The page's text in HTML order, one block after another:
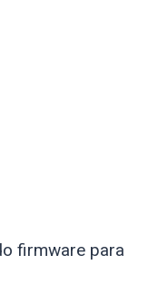
firmware para